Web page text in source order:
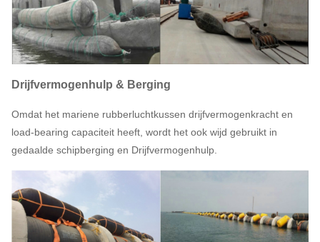
Drijfvermogenhulp & Berging
Omdat het mariene rubberluchtkussen drijfvermogenkracht en
load-bearing capaciteit heeft, wordt het ook wijd gebruikt in
gedaalde schipberging en Drijfvermogenhulp.